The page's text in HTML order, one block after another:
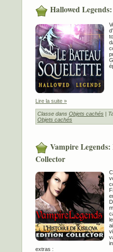
Hallowed
Lire la suite »
Classe dans Objets cachés |
Objets cachés
Vampire
Collector
extras :